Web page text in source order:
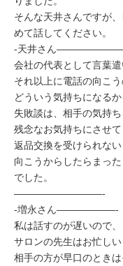
そんな天井さんですが
めて話してください。
-天井さん
会社の代表として言葉遣
それ以上に電話の向こ
どういう気持ちになるか
失敗談は、相手の気持
残念なお気持ちにさせて
返品交換を受けられな
向こうからしたらまっ
でした。
—————————-
-増永さん——————-
私は話すのが遅いので、
サロンの先生はお忙し
相手の方が早口のとき